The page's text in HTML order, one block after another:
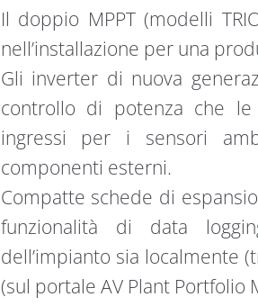
Il doppio MPPT (modelli
nell’installazione per una
Gli inverter di nuova
controllo di potenza che
ingressi per i sensori
componenti esterni.
Compatte schede di
funzionalità di data
dell’impianto sia localmente
(sul portale AV Plant Portfolio